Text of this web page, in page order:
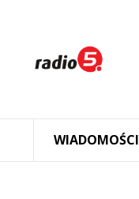
WIADOMOŚCI